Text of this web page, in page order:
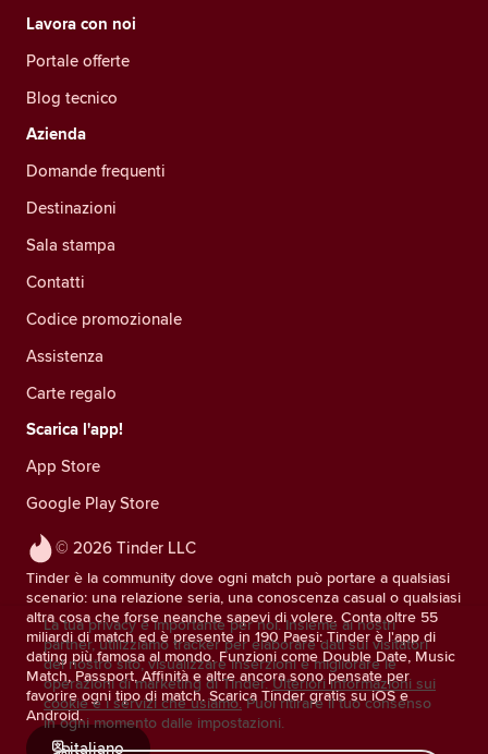
© 2026 Tinder LLC
Tinder è la community dove ogni match può portare a qualsiasi
scenario: una relazione seria, una conoscenza casual o qualsiasi
altra cosa che forse neanche sapevi di volere. Conta oltre 55
miliardi di match ed è presente in 190 Paesi: Tinder è l'app di
dating più famosa al mondo. Funzioni come Double Date, Music
Match, Passport, Affinità e altre ancora sono pensate per
favorire ogni tipo di match. Scarica Tinder gratis su iOS e
Android.
italiano
Lavora con noi
Portale offerte
Blog tecnico
Azienda
Domande frequenti
Destinazioni
Sala stampa
Contatti
Codice promozionale
Assistenza
Carte regalo
Scarica l'app!
App Store
Google Play Store
La tua privacy è importante per noi. Insieme ai nostri
partner, utilizziamo tracker per elaborare dati sui visitatori
del nostro sito, visualizzare inserzioni e migliorare le
operazioni di marketing di Tinder. Ulteriori informazioni sui
cookie e i servizi che usiamo. Puoi ritirare il tuo consenso
in ogni momento dalle impostazioni.